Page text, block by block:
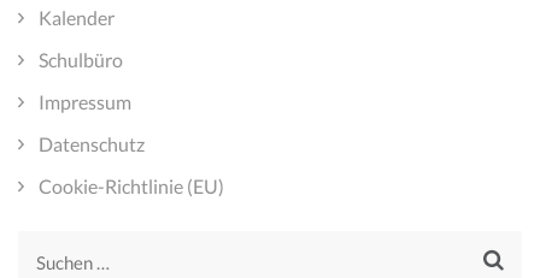
Kalender
Schulbüro
Impressum
Datenschutz
Cookie-Richtlinie (EU)
Suchen